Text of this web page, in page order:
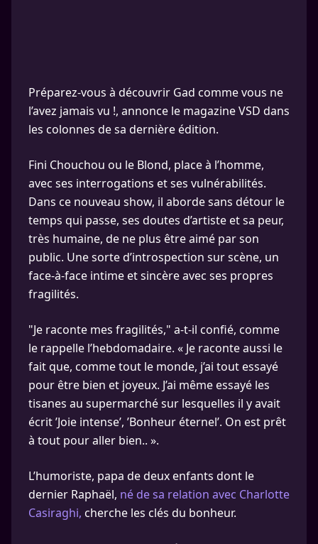
Préparez-vous à découvrir Gad comme vous ne
l’avez jamais vu !, annonce le magazine VSD dans
les colonnes de sa dernière édition.
Fini Chouchou ou le Blond, place à l’homme,
avec ses interrogations et ses vulnérabilités.
Dans ce nouveau show, il aborde sans détour le
temps qui passe, ses doutes d’artiste et sa peur,
très humaine, de ne plus être aimé par son
public. Une sorte d’introspection sur scène, un
face-à-face intime et sincère avec ses propres
fragilités.
"Je raconte mes fragilités," a-t-il confié, comme
le rappelle l’hebdomadaire. « Je raconte aussi le
fait que, comme tout le monde, j’ai tout essayé
pour être bien et joyeux. J’ai même essayé les
tisanes au supermarché sur lesquelles il y avait
écrit ’Joie intense’, ’Bonheur éternel’. On est prêt
à tout pour aller bien.. ».
L’humoriste, papa de deux enfants dont le
dernier Raphaël, né de sa relation avec Charlotte
Casiraghi, cherche les clés du bonheur.